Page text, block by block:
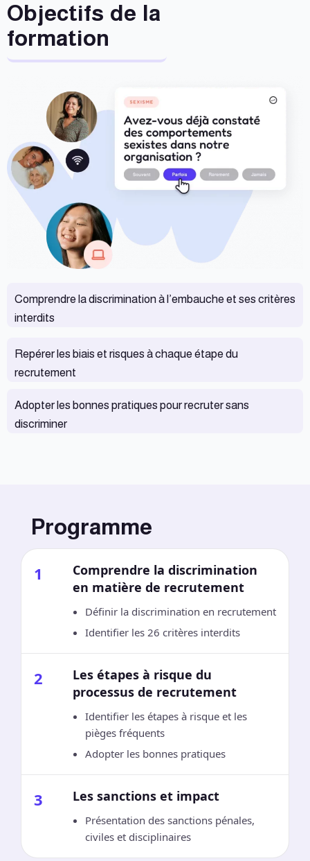
Objectifs de la
formation
Comprendre la discrimination à l’embauche et ses critères
interdits
Repérer les biais et risques à chaque étape du
recrutement
Adopter les bonnes pratiques pour recruter sans
discriminer
Programme
1
Comprendre la discrimination
en matière de recrutement
Définir la discrimination en recrutement
Identifier les 26 critères interdits
2
Les étapes à risque du
processus de recrutement
Identifier les étapes à risque et les
pièges fréquents
Adopter les bonnes pratiques
3 Les sanctions et impact
Présentation des sanctions pénales,
civiles et disciplinaires